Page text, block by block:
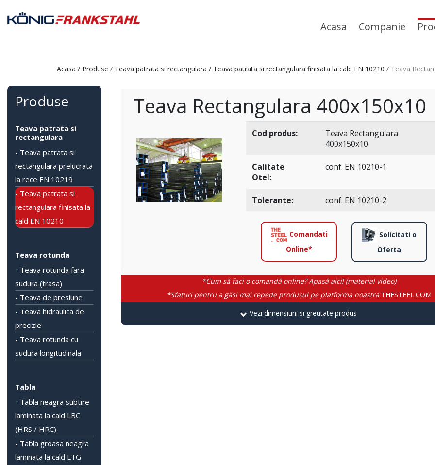
Acasa Companie
Acasa / Produse / Teava patrata si rectangulara / Teava patrata si rectangulara finisata la cald EN 10210 / Teava
Produse
Teava patrata si
rectangulara
- Teava patrata si
rectangulara prelucrata
la rece EN 10219
- Teava patrata si
rectangulara finisata la
cald EN 10210
Teava rotunda
- Teava rotunda fara
sudura (trasa)
- Teava de presiune
- Teava hidraulica de
precizie
- Teava rotunda cu
sudura longitudinala
Tabla
- Tabla neagra subtire
laminata la cald LBC
(HRS / HRC)
- Tabla groasa neagra
laminata la cald LTG
Teava Rectangulara 400x150x10
Cod produs:
Teava Rectangulara
400x150x10
Calitate
Otel:
conf. EN 10210-1
Tolerante: conf. EN 10210-2
Comandati
Online*
Solicitati o
Oferta
*Cum să faci o comandă online? Apasă aici! (material video)
*Sfaturi pentru a găsi mai repede produsul pe platforma noastra THESTEEL.COM
Vezi dimensiuni si greutate produs